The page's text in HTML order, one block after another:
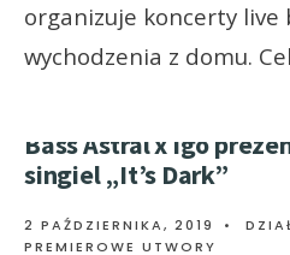
organizuje koncerty live
wychodzenia z domu. Cel
Bass Astral x Igo
singiel „It’s Dark”
2 PAŹDZIERNIKA, 2019 •
PREMIEROWE UTWORY